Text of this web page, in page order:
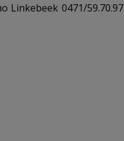
Linkebeek 0471/59.70.97